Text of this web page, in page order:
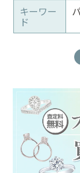
キーワー
ド